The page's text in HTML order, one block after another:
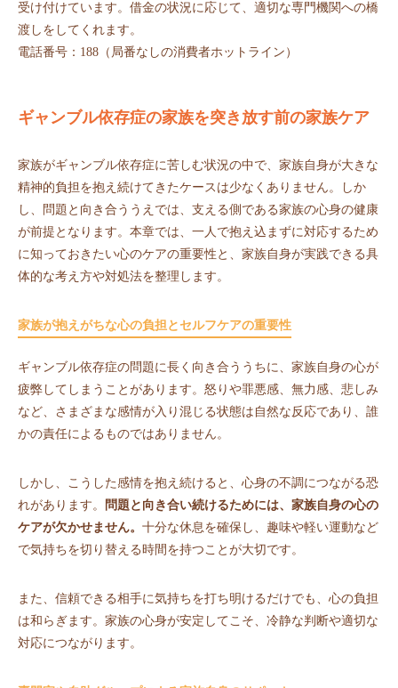
受け付けています。借金の状況に応じて、適切な専門機関への橋
渡しをしてくれます。
電話番号：188（局番なしの消費者ホットライン）
ギャンブル依存症の家族を突き放す前の家族ケア
家族がギャンブル依存症に苦しむ状況の中で、家族自身が大きな
精神的負担を抱え続けてきたケースは少なくありません。しか
し、問題と向き合ううえでは、支える側である家族の心身の健康
が前提となります。本章では、一人で抱え込まずに対応するため
に知っておきたい心のケアの重要性と、家族自身が実践できる具
体的な考え方や対処法を整理します。
家族が抱えがちな心の負担とセルフケアの重要性
ギャンブル依存症の問題に長く向き合ううちに、家族自身の心が
疲弊してしまうことがあります。怒りや罪悪感、無力感、悲しみ
など、さまざまな感情が入り混じる状態は自然な反応であり、誰
かの責任によるものではありません。
しかし、こうした感情を抱え続けると、心身の不調につながる恐
れがあります。
問題と向き合い続けるためには、家族自身の心の
ケアが欠かせません。 十分な休息を確保し、趣味や軽い運動など
で気持ちを切り替える時間を持つことが大切です。
また、信頼できる相手に気持ちを打ち明けるだけでも、心の負担
は和らぎます。家族の心身が安定してこそ、冷静な判断や適切な
対応につながります。